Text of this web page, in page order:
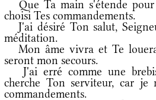
Que Ta main s'étende pour
choisi Tes commandements.
J'ai désiré Ton salut,
méditation.
Mon âme vivra et Te
seront mon secours.
J'ai erré comme une
cherche Ton serviteur, car
commandements.